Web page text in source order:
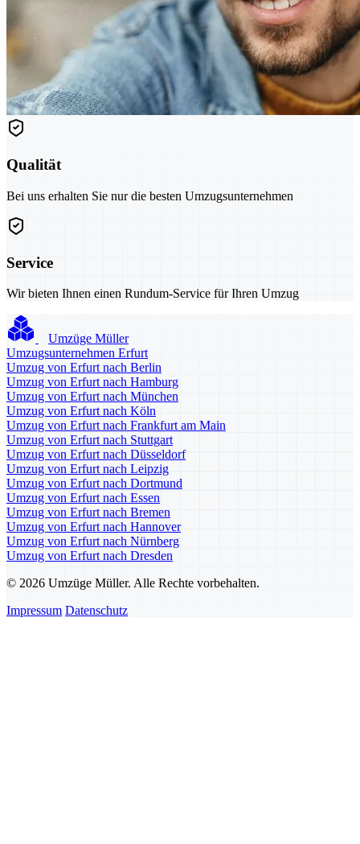
Qualität
Bei uns erhalten Sie nur die besten Umzugsunternehmen
Service
Wir bieten Ihnen einen Rundum-Service für Ihren Umzug
Umzüge Müller
Umzugsunternehmen Erfurt
Umzug von Erfurt nach Berlin
Umzug von Erfurt nach Hamburg
Umzug von Erfurt nach München
Umzug von Erfurt nach Köln
Umzug von Erfurt nach Frankfurt am Main
Umzug von Erfurt nach Stuttgart
Umzug von Erfurt nach Düsseldorf
Umzug von Erfurt nach Leipzig
Umzug von Erfurt nach Dortmund
Umzug von Erfurt nach Essen
Umzug von Erfurt nach Bremen
Umzug von Erfurt nach Hannover
Umzug von Erfurt nach Nürnberg
Umzug von Erfurt nach Dresden
© 2026 Umzüge Müller. Alle Rechte vorbehalten.
Impressum Datenschutz